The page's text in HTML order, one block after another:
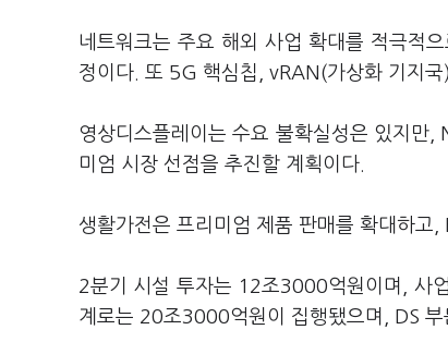
네트워크는 주요 해외 사업 확대를 적극적
정이다. 또 5G 핵심칩, vRAN(가상화 기지
영상디스플레이는 수요 불확실성은 있지만,
미엄 시장 선점을 추진할 계획이다.
생활가전은 프리미엄 제품 판매를 확대하고
2분기 시설 투자는 12조3000억원이며, 사
계로는 20조3000억원이 집행됐으며, DS